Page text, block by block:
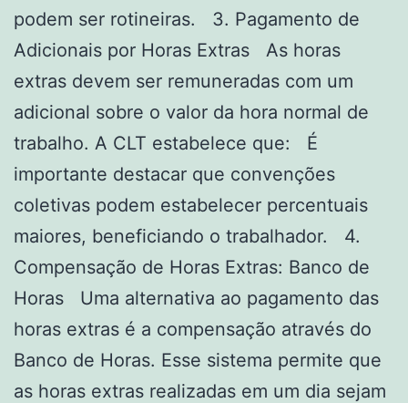
podem ser rotineiras. 3. Pagamento de
Adicionais por Horas Extras As horas
extras devem ser remuneradas com um
adicional sobre o valor da hora normal de
trabalho. A CLT estabelece que: É
importante destacar que convenções
coletivas podem estabelecer percentuais
maiores, beneficiando o trabalhador. 4.
Compensação de Horas Extras: Banco de
Horas Uma alternativa ao pagamento das
horas extras é a compensação através do
Banco de Horas. Esse sistema permite que
as horas extras realizadas em um dia sejam